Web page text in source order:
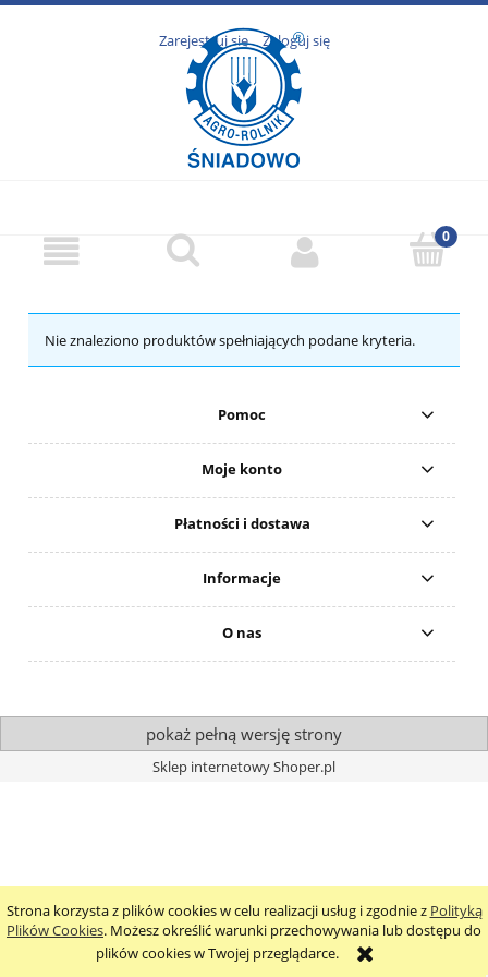
Strona korzysta z plików cookies w celu realizacji usług i zgodnie z Polityką
Plików Cookies. Możesz określić warunki przechowywania lub dostępu do
plików cookies w Twojej przeglądarce.
Zarejestruj się Zaloguj się
Nie znaleziono produktów spełniających podane kryteria.
Pomoc
Moje konto
Płatności i dostawa
Informacje
O nas
pokaż pełną wersję strony
Sklep internetowy Shoper.pl